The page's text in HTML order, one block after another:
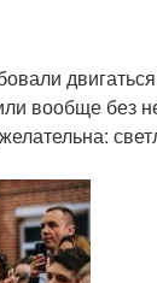
вообще без